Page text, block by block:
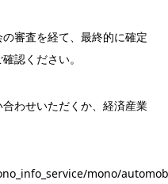
審査を経て、最終的に確定
認ください。
わせいただくか、経済産業
mono/